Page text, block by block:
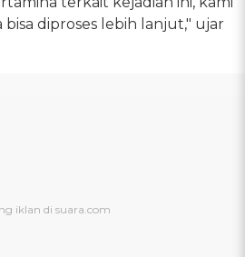
diproses lebih lanjut," ujar